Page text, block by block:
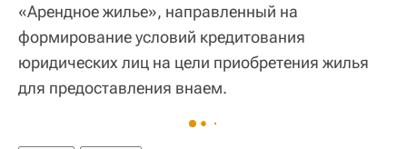
«Арендное жилье», направленный на
формирование условий кредитования
юридических лиц на цели приобретения жилья
для предоставления внаем.